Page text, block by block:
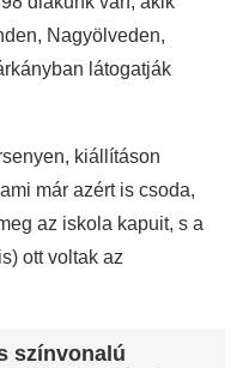
Nagyölveden,
látogatják
kiállításon
már azért is csoda,
az iskola kapuit, s a
ott voltak az
színvonalú